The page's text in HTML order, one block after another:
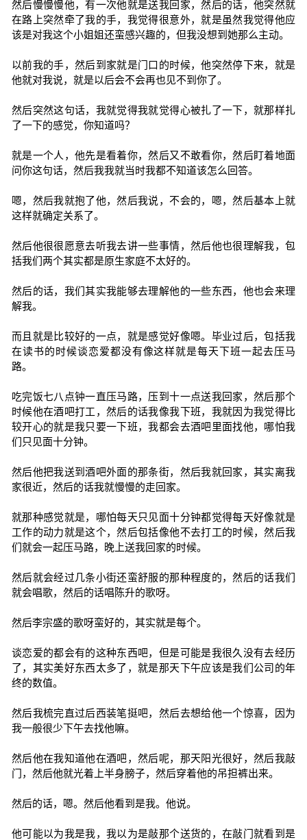
然后慢慢慢他，有一次他就是送我回家，然后的话，他突然就
在路上突然牵了我的手，我觉得很意外，就是虽然我觉得他应
该是对我这个小姐姐还蛮感兴趣的，但我没想到她那么主动。
以前我的手，然后到家就是门口的时候，他突然停下来，就是
他就对我说，就是以后会不会再也见不到你了。
然后突然这句话，我就觉得我就觉得心被扎了一下，就那样扎
了一下的感觉，你知道吗？
就是一个人，他先是看着你，然后又不敢看你，然后盯着地面
问你这句话，然后我我就当时我都不知道该怎么回答。
嗯，然后我就抱了他，然后我说，不会的，嗯，然后基本上就
这样就确定关系了。
然后他很很愿意去听我去讲一些事情，然后他也很理解我，包
括我们两个其实都是原生家庭不太好的。
然后的话，我们其实我能够去理解他的一些东西，他也会来理
解我。
而且就是比较好的一点，就是感觉好像嗯。毕业过后，包括我
在读书的时候谈恋爱都没有像这样就是每天下班一起去压马
路。
吃完饭七八点钟一直压马路，压到十一点送我回家，然后那个
时候他在酒吧打工，然后的话我像我下班，我就因为我觉得比
较开心的就是我只要一下班，我都会去酒吧里面找他，哪怕我
们只见面十分钟。
然后他把我送到酒吧外面的那条街，然后我就回家，其实离我
家很近，然后的话我就慢慢的走回家。
就那种感觉就是，哪怕每天只见面十分钟都觉得每天好像就是
工作的动力就是这个，然后包括像他不去打工的时候，然后我
们就会一起压马路，晚上送我回家的时候。
然后就会经过几条小街还蛮舒服的那种程度的，然后的话我们
就会唱歌，然后的话唱陈升的歌呀。
然后李宗盛的歌呀蛮好的，其实就是每个。
谈恋爱的都会有的这种东西吧，但是可能是我很久没有去经历
了，其实美好东西太多了，就是那天下午应该是我们公司的年
终的数值。
然后我梳完直过后西装笔挺吧，然后去想给他一个惊喜，因为
我一般很少下午去找他嘛。
然后他在我知道他在酒吧，然后呢，那天阳光很好，然后我敲
门，然后他就光着上半身膀子，然后穿着他的吊担裤出来。
然后的话，嗯。然后他看到是我。他说。
他可能以为我是我，我以为是敲那个送货的，在敲门就看到是